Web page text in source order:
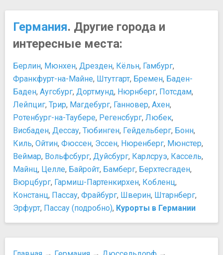
Рейнская набережная
Театры и концертные залы
Концертный зал Тонхалле
Немецкая Опера на Рейне
Базилика Святого Ламберта
Храм святого Саввы
Церковь Непорочного Зачатия Девы Марии
Церковь святого Максимилиана
Церковь святого Свитберта
Церковь Святого Таинства
Прочее
Блошиный рынок
Выставочный центр Дюссельдорфа
Дюссельдорфская академия искусств
Ипподром в Графенберге
Кладбище Гольцхеймер
Рейнская башня
Руины Императорского дворца Кайзерверт
Фонтан Альберта Морена
Германский винный путь
Живое колесо
История Дюссельдорфа
Самая длинная барная стойка в мире
Альберт Эйнштейн
Артур Шопенгауэр
Генрих Гейне
Иоганн Кристоф Фридрих фон Шиллер
Иоганн Себастьян Бах
Отто фон Бисмарк — первый канцлер Германской
империи
Рихард Вагнер — крупнейший немецкий композитор XIX
столетия
Томас Манн
Феликс Клейн
Фридрих Вильгельм Ницше
​Брамс Иоганнес
​Иоганн Вольфганг Гёте
​Карл Маркс
Германия. Другие города и
интересные места:
Берлин, Мюнхен, Дрезден, Кёльн, Гамбург,
Франкфурт-на-Майне, Штутгарт, Бремен, Баден-
Баден, Аугсбург, Дортмунд, Нюрнберг, Потсдам,
Лейпциг, Трир, Магдебург, Ганновер, Ахен,
Ротенбург-на-Таубере, Регенсбург, Любек,
Висбаден, Дессау, Тюбинген, Гейдельберг, Бонн,
Киль, Ойтин, Фюссен, Эссен, Нюренберг, Мюнстер,
Веймар, Вольфсбург, Дуйсбург, Карлсруэ, Кассель,
Майнц, Целле, Байройт, Бамберг, Берхтесгаден,
Вюрцбург, Гармиш-Партенкирхен, Кобленц,
Констанц, Пассау, Фрайбург, Шверин, Штарнберг,
Эрфурт, Пассау (подробно), Курорты в Германии